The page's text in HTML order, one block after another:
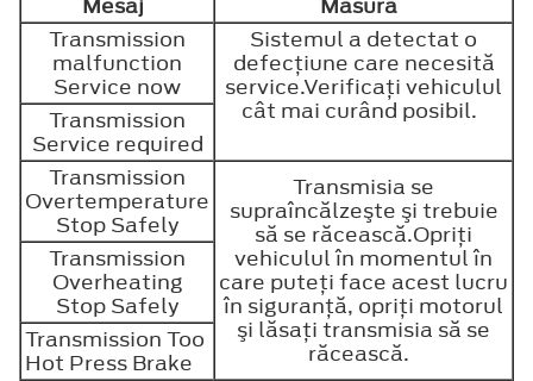
Mesaj
Măsură
Transmission
malfunction
Service now
Sistemul a detectat o
defecţiune care necesită
service.Verificaţi vehiculul
cât mai curând posibil.
Transmission
Service required
Transmission
Overtemperature
Stop Safely
Transmisia se
supraîncălzeşte şi trebuie
să se răcească.Opriţi
vehiculul în momentul în
care puteţi face acest lucru
în siguranţă, opriţi motorul
şi lăsaţi transmisia să se
răcească.
Transmission
Overheating
Stop Safely
Transmission Too
Hot Press Brake